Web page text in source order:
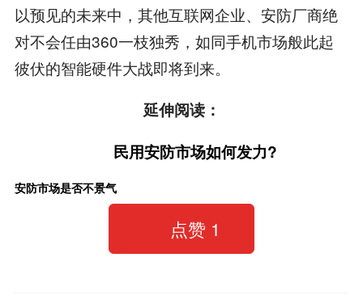
以预见的未来中，其他互联网企业、安防厂商绝
对不会任由360一枝独秀，如同手机市场般此起
彼伏的智能硬件大战即将到来。
延伸阅读：
民用安防市场如何发力?
安防市场是否不景气
点赞 1